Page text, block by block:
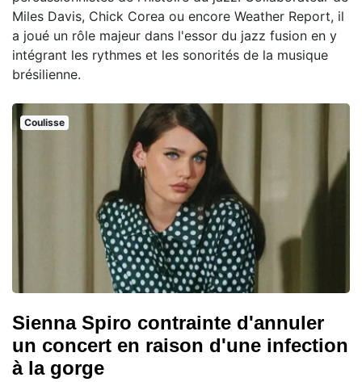
Miles Davis, Chick Corea ou encore Weather Report, il
a joué un rôle majeur dans l'essor du jazz fusion en y
intégrant les rythmes et les sonorités de la musique
brésilienne.
Coulisse
Sienna Spiro contrainte d'annuler
un concert en raison d'une infection
à la gorge